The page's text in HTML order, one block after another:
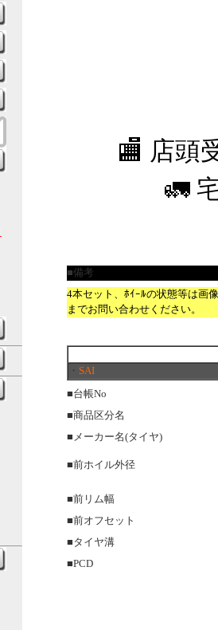
🏬 店頭
🚛
■備考
4本セット、ﾎｲｰﾙの状態等は画
までお問い合わせください。
・ SAI
■台帳No
■商品区分名
■メーカー名(タイヤ)
■前ホイル外径
■前リム幅
■前オフセット
■タイヤ溝
■PCD